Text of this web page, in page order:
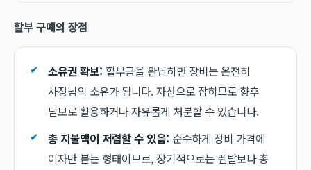
할부 구매의 장점
소유권 확보: 할부금을 완납하면 장비는 온전히
사장님의 소유가 됩니다. 자산으로 잡히므로 향후
담보로 활용하거나 자유롭게 처분할 수 있습니다.
총 지불액이 저렴할 수 있음: 순수하게 장비 가격에
이자만 붙는 형태이므로, 장기적으로는 렌탈보다 총